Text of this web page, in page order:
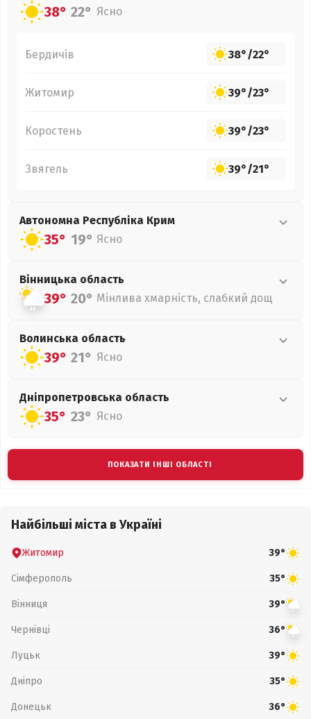
38° 22° Ясно
Бердичів 38°/22°
Житомир 39°/23°
Коростень 39°/23°
Звягель 39°/21°
Автономна Республіка Крим
35° 19° Ясно
Вінницька область
39° 20° Мінлива хмарність, слабкий дощ
Волинська область
39° 21° Ясно
Дніпропетровська область
35° 23° Ясно
ПОКАЗАТИ ІНШІ ОБЛАСТІ
Найбільші міста в Україні
Житомир 39°
Сімферополь 35°
Вінниця 39°
Чернівці 36°
Луцьк 39°
Дніпро 35°
Донецьк 36°